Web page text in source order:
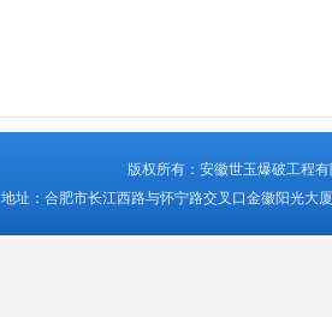
版权所有：安徽世玉爆破工程
地址：合肥市长江西路与怀宁路交叉口金徽阳光大